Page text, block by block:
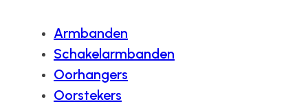
Armbanden
Schakelarmbanden
Oorhangers
Oorstekers